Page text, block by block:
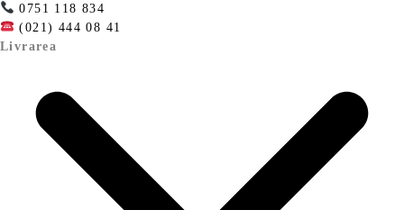
0751 118 834
(021) 444 08 41
Livrarea